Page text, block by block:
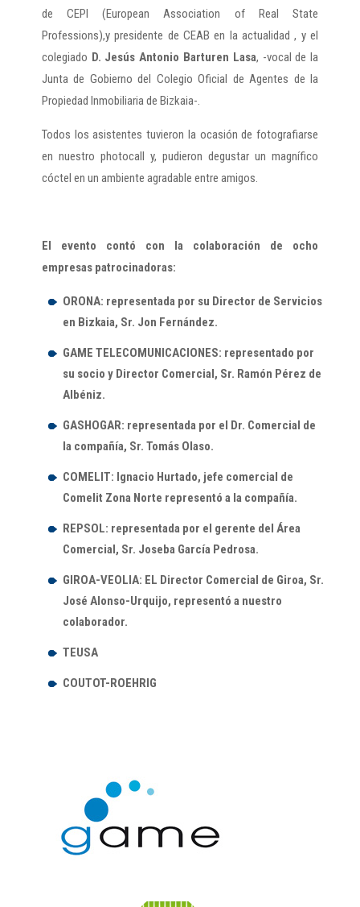
de CEPI (European Association of Real State
Professions),y presidente de CEAB en la actualidad , y el
colegiado D. Jesús Antonio Barturen Lasa, -vocal de la
Junta de Gobierno del Colegio Oficial de Agentes de la
Propiedad Inmobiliaria de Bizkaia-.
Todos los asistentes tuvieron la ocasión de fotografiarse
en nuestro photocall y, pudieron degustar un magnífico
cóctel en un ambiente agradable entre amigos.
El evento contó con la colaboración de ocho
empresas patrocinadoras:
ORONA: representada por su Director de Servicios
en Bizkaia, Sr. Jon Fernández.
GAME TELECOMUNICACIONES: representado por
su socio y Director Comercial, Sr. Ramón Pérez de
Albéniz.
GASHOGAR: representada por el Dr. Comercial de
la compañía, Sr. Tomás Olaso.
COMELIT: Ignacio Hurtado, jefe comercial de
Comelit Zona Norte representó a la compañía.
REPSOL: representada por el gerente del Área
Comercial, Sr. Joseba García Pedrosa.
GIROA-VEOLIA: EL Director Comercial de Giroa, Sr.
José Alonso-Urquijo, representó a nuestro
colaborador.
TEUSA
COUTOT-ROEHRIG